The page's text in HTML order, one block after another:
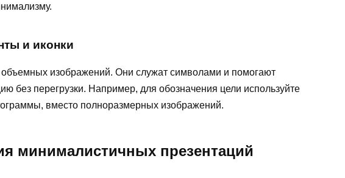
и иконки
объемных изображений. Они служат символами и помогают
без перегрузки. Например, для обозначения цели используйте
вместо полноразмерных изображений.
минималистичных презентаций